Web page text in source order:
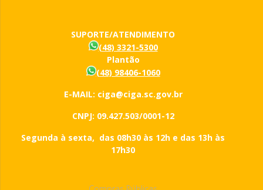
SUPORTE/ATENDIMENTO
(48) 3321-5300
Plantão
(48) 98406-1060
E-MAIL: ciga@ciga.sc.gov.br
CNPJ: 09.427.503/0001-12
Segunda à sexta, das 08h30 às 12h e das 13h às
17h30